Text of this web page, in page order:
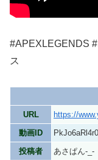
#APEXLEGENDS
ス
URL
https://
動画ID
PkJo6aRl4r0
投稿者
あさぱん-_-